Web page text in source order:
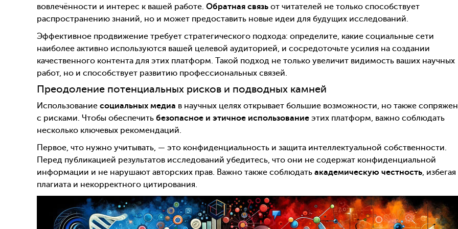
вовлечённости и интерес к вашей работе. Обратная связь от читателей не только способствует
распространению знаний, но и может предоставить новые идеи для будущих исследований.
Эффективное продвижение требует стратегического подхода: определите, какие социальные сети
наиболее активно используются вашей целевой аудиторией, и сосредоточьте усилия на создании
качественного контента для этих платформ. Такой подход не только увеличит видимость ваших научных
работ, но и способствует развитию профессиональных связей.
Преодоление потенциальных рисков и подводных камней
Использование социальных медиа в научных целях открывает большие возможности, но также
с рисками. Чтобы обеспечить безопасное и этичное использование этих платформ, важно соблюдать
несколько ключевых рекомендаций.
Первое, что нужно учитывать, — это конфиденциальность и защита интеллектуальной собственности.
Перед публикацией результатов исследований убедитесь, что они не содержат конфиденциальной
информации и не нарушают авторских прав. Важно также соблюдать академическую честность, избегая
плагиата и некорректного цитирования.